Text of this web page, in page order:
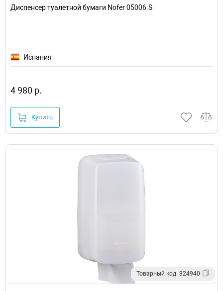
Диспенсер туалетной бумаги Nofer 05006.S
Испания
4 980 р.
Купить
Товарный код: 324940